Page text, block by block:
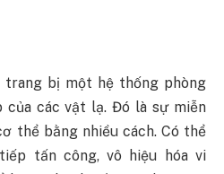
bị một hệ thống phòng
của các vật lạ. Đó là sự miễn
thể bằng nhiều cách. Có thể
tấn công, vô hiệu hóa vi